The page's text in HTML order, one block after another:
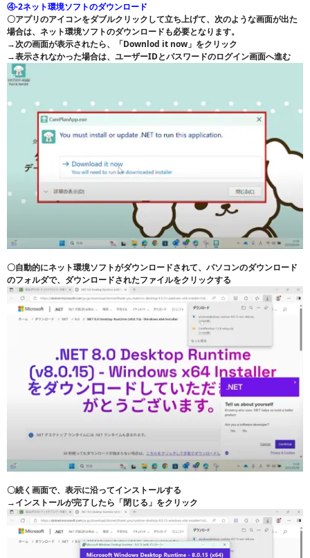
④-2ネット環境ソフトのダウンロード
〇アプリのアイコンをダブルクリックして立ち上げて、次のような画面が出た
場合は、ネット環境ソフトのダウンロードも必要となります。
→次の画面が表示されたら、「Downlod it now」をクリック
→表示されなかった場合は、ユーザーIDとパスワードのログイン画面へ進む
〇自動的にネット環境ソフトがダウンロードされて、パソコンのダウンロード
のフォルダで、ダウンロードされたファイルをクリックする
〇続く画面で、表示に沿ってインストールする
→インストールが完了したら「閉じる」をクリック